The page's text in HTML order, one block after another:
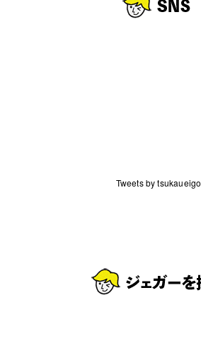
Tweets by tsukaueigo